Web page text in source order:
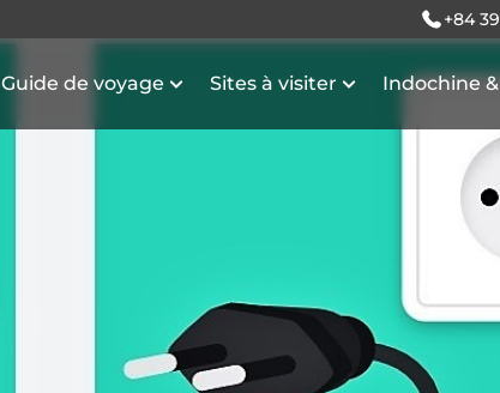
+84
Guide de voyage Sites à visiter Indochine